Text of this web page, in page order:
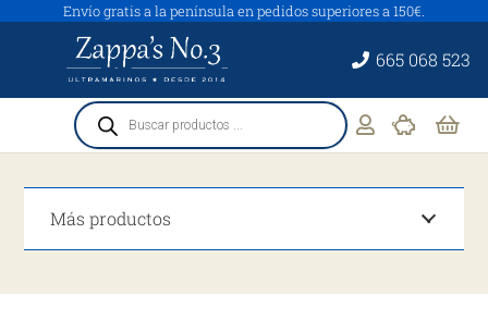
Envío gratis a la península en pedidos superiores a 150€.
665 068 523
Búsqueda
de
productos
Más productos